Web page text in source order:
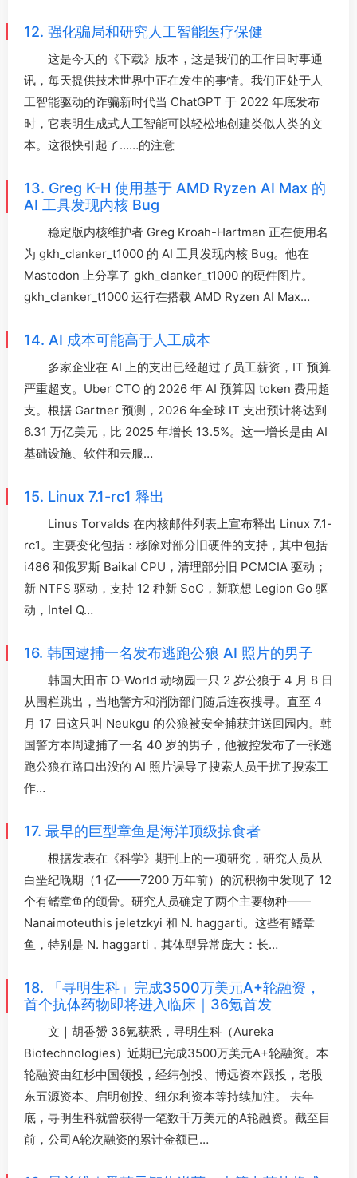
12. 强化骗局和研究人工智能医疗保健
这是今天的《下载》版本，这是我们的工作日时事通
讯，每天提供技术世界中正在发生的事情。我们正处于人
工智能驱动的诈骗新时代当 ChatGPT 于 2022 年底发布
时，它表明生成式人工智能可以轻松地创建类似人类的文
本。这很快引起了……的注意
13. Greg K-H 使用基于 AMD Ryzen AI Max 的
AI 工具发现内核 Bug
稳定版内核维护者 Greg Kroah-Hartman 正在使用名
为 gkh_clanker_t1000 的 AI 工具发现内核 Bug。他在
Mastodon 上分享了 gkh_clanker_t1000 的硬件图片。
gkh_clanker_t1000 运行在搭载 AMD Ryzen AI Max…
14. AI 成本可能高于人工成本
多家企业在 AI 上的支出已经超过了员工薪资，IT 预算
严重超支。Uber CTO 的 2026 年 AI 预算因 token 费用超
支。根据 Gartner 预测，2026 年全球 IT 支出预计将达到
6.31 万亿美元，比 2025 年增长 13.5%。这一增长是由 AI
基础设施、软件和云服…
15. Linux 7.1-rc1 释出
Linus Torvalds 在内核邮件列表上宣布释出 Linux 7.1-
rc1。主要变化包括：移除对部分旧硬件的支持，其中包括
i486 和俄罗斯 Baikal CPU，清理部分旧 PCMCIA 驱动；
新 NTFS 驱动，支持 12 种新 SoC，新联想 Legion Go 驱
动，Intel Q…
16. 韩国逮捕一名发布逃跑公狼 AI 照片的男子
韩国大田市 O-World 动物园一只 2 岁公狼于 4 月 8 日
从围栏跳出，当地警方和消防部门随后连夜搜寻。直至 4
月 17 日这只叫 Neukgu 的公狼被安全捕获并送回园内。韩
国警方本周逮捕了一名 40 岁的男子，他被控发布了一张逃
跑公狼在路口出没的 AI 照片误导了搜索人员干扰了搜索工
作…
17. 最早的巨型章鱼是海洋顶级掠食者
根据发表在《科学》期刊上的一项研究，研究人员从
白垩纪晚期（1 亿——7200 万年前）的沉积物中发现了 12
个有鳍章鱼的颌骨。研究人员确定了两个主要物种——
Nanaimoteuthis jeletzkyi 和 N. haggarti。这些有鳍章
鱼，特别是 N. haggarti，其体型异常庞大：长…
18. 「寻明生科」完成3500万美元A+轮融资，
首个抗体药物即将进入临床｜36氪首发
文｜胡香赟 36氪获悉，寻明生科（Aureka
Biotechnologies）近期已完成3500万美元A+轮融资。本
轮融资由红杉中国领投，经纬创投、博远资本跟投，老股
东五源资本、启明创投、纽尔利资本等持续加注。 去年
底，寻明生科就曾获得一笔数千万美元的A轮融资。截至目
前，公司A轮次融资的累计金额已…